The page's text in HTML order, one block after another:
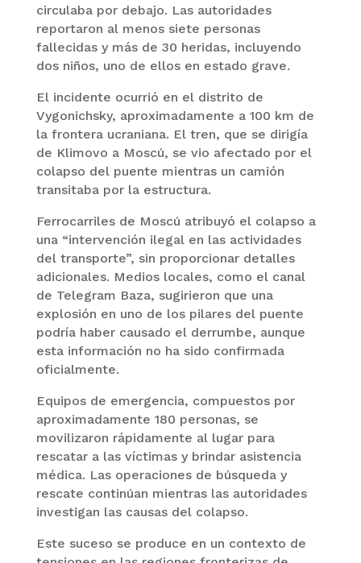
circulaba por debajo. Las autoridades
reportaron al menos siete personas
fallecidas y más de 30 heridas, incluyendo
dos niños, uno de ellos en estado grave.
El incidente ocurrió en el distrito de
Vygonichsky, aproximadamente a 100 km de
la frontera ucraniana. El tren, que se dirigía
de Klimovo a Moscú, se vio afectado por el
colapso del puente mientras un camión
transitaba por la estructura.
Ferrocarriles de Moscú atribuyó el colapso a
una “intervención ilegal en las actividades
del transporte”, sin proporcionar detalles
adicionales. Medios locales, como el canal
de Telegram Baza, sugirieron que una
explosión en uno de los pilares del puente
podría haber causado el derrumbe, aunque
esta información no ha sido confirmada
oficialmente.
Equipos de emergencia, compuestos por
aproximadamente 180 personas, se
movilizaron rápidamente al lugar para
rescatar a las víctimas y brindar asistencia
médica. Las operaciones de búsqueda y
rescate continúan mientras las autoridades
investigan las causas del colapso.
Este suceso se produce en un contexto de